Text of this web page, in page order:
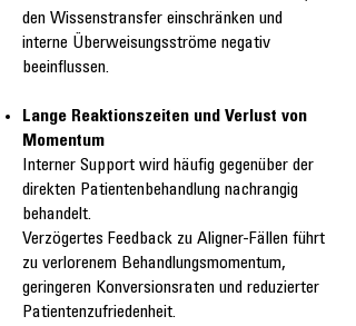
den Wissenstransfer einschränken und
interne Überweisungsströme negativ
beeinflussen.
Lange Reaktionszeiten und Verlust von
Momentum
Interner Support wird häufig gegenüber der
direkten Patientenbehandlung nachrangig
behandelt.
Verzögertes Feedback zu Aligner-Fällen führt
zu verlorenem Behandlungsmomentum,
geringeren Konversionsraten und reduzierter
Patientenzufriedenheit.